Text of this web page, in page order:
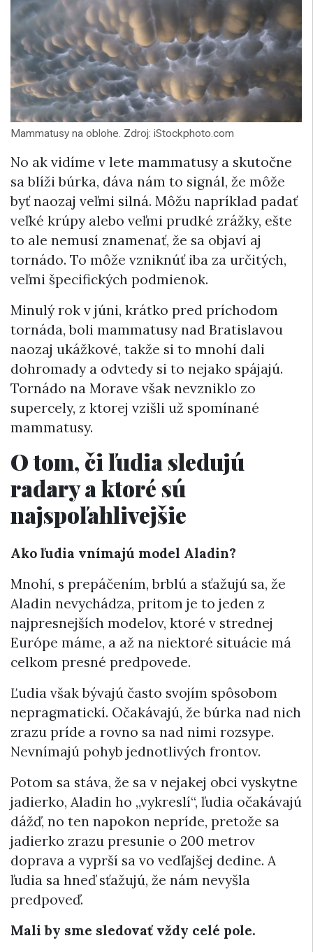
Mammatusy na oblohe. Zdroj: iStockphoto.com
No ak vidíme v lete mammatusy a skutočne
sa blíži búrka, dáva nám to signál, že môže
byť naozaj veľmi silná. Môžu napríklad padať
veľké krúpy alebo veľmi prudké zrážky, ešte
to ale nemusí znamenať, že sa objaví aj
tornádo. To môže vzniknúť iba za určitých,
veľmi špecifických podmienok.
Minulý rok v júni, krátko pred príchodom
tornáda, boli mammatusy nad Bratislavou
naozaj ukážkové, takže si to mnohí dali
dohromady a odvtedy si to nejako spájajú.
Tornádo na Morave však nevzniklo zo
supercely, z ktorej vzišli už spomínané
mammatusy.
O tom, či ľudia sledujú
radary a ktoré sú
najspoľahlivejšie
Ako ľudia vnímajú model Aladin?
Mnohí, s prepáčením, brblú a sťažujú sa, že
Aladin nevychádza, pritom je to jeden z
najpresnejších modelov, ktoré v strednej
Európe máme, a až na niektoré situácie má
celkom presné predpovede.
Ľudia však bývajú často svojím spôsobom
nepragmatickí. Očakávajú, že búrka nad nich
zrazu príde a rovno sa nad nimi rozsype.
Nevnímajú pohyb jednotlivých frontov.
Potom sa stáva, že sa v nejakej obci vyskytne
jadierko, Aladin ho „vykreslí“, ľudia očakávajú
dážď, no ten napokon nepríde, pretože sa
jadierko zrazu presunie o 200 metrov
doprava a vyprší sa vo vedľajšej dedine. A
ľudia sa hneď sťažujú, že nám nevyšla
predpoveď.
Mali by sme sledovať vždy celé pole.